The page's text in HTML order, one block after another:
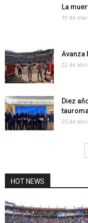
La
19 de
Avanza
22 de
Diez
25 de
HOT NEWS